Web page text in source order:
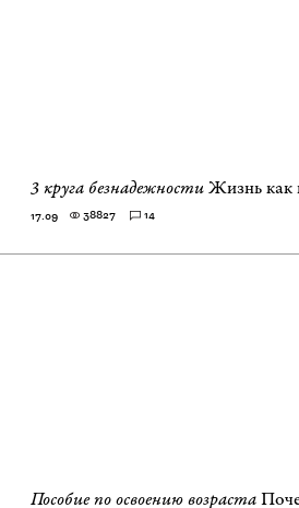
3 круга безнадежностиЖизнь как
17.09 38827 14
Пособие по освоению возраста